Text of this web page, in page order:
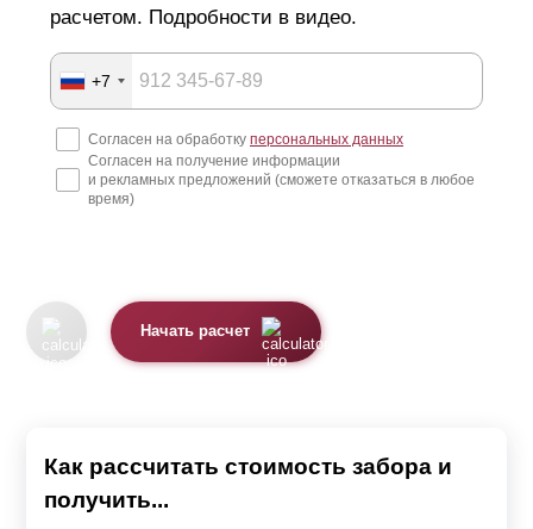
расчетом. Подробности в видео.
+7
Согласен на обработку персональных данных
Согласен на получение информации
и рекламных предложений (сможете отказаться в любое
время)
Начать расчет
Как рассчитать стоимость забора и
получить...